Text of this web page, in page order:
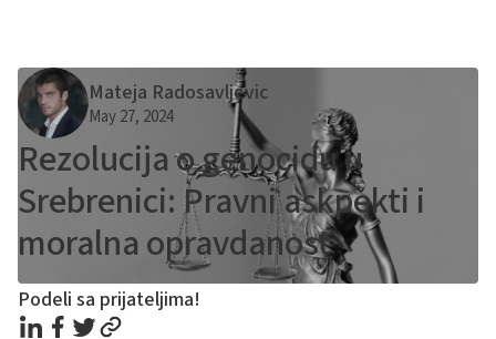
Mateja Radosavljevic
May 27, 2024
Rezolucija o genocidu u
Srebrenici: Pravni askpekti i
moralna opravdanost
Podeli sa prijateljima!